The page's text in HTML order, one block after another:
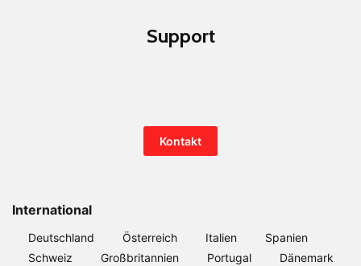
Support
Kontakt
International
Deutschland Österreich Italien
Spanien
Schweiz
Großbritannien Portugal Dänemark